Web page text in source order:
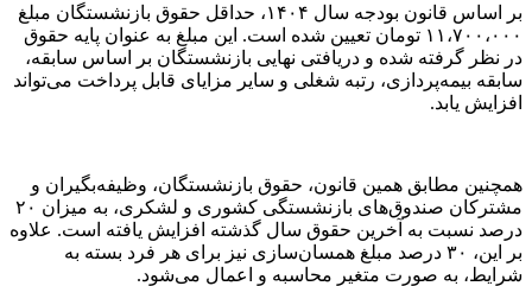
بر اساس قانون بودجه سال ۱۴۰۴، حداقل حقوق بازنشستگان مبلغ
۱۱،۷۰۰،۰۰۰ تومان تعیین شده است. این مبلغ به عنوان پایه حقوق
در نظر گرفته شده و دریافتی نهایی بازنشستگان بر اساس سابقه،
سابقه بیمه‌پردازی، رتبه شغلی و سایر مزایای قابل پرداخت می‌تواند
افزایش یابد.
همچنین مطابق همین قانون، حقوق بازنشستگان، وظیفه‌بگیران و
مشترکان صندوق‌های بازنشستگی کشوری و لشکری، به میزان ۲۰
درصد نسبت به آخرین حقوق سال گذشته افزایش یافته است. علاوه
بر این، ۳۰ درصد مبلغ همسان‌سازی نیز برای هر فرد بسته به
شرایط، به صورت متغیر محاسبه و اعمال می‌شود.